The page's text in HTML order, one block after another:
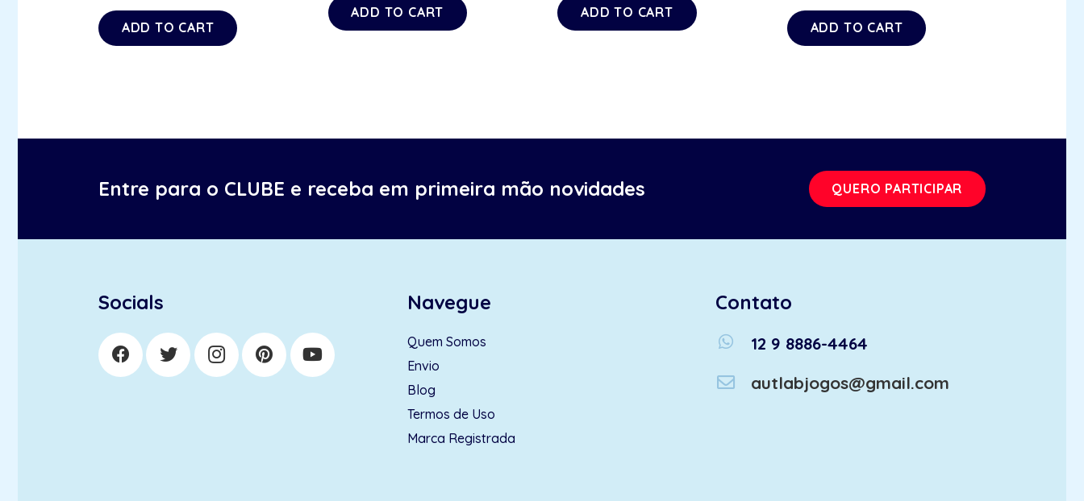
ADD TO CART
ADD TO CART ADD TO CART
ADD TO CART
Entre para o CLUBE e receba em primeira mão novidades QUERO PARTICIPAR
Socials Navegue
Quem Somos
Envio
Blog
Termos de Uso
Marca Registrada
Contato
whatsapp
12 9 8886-4464
autlabjogos@gmail.com